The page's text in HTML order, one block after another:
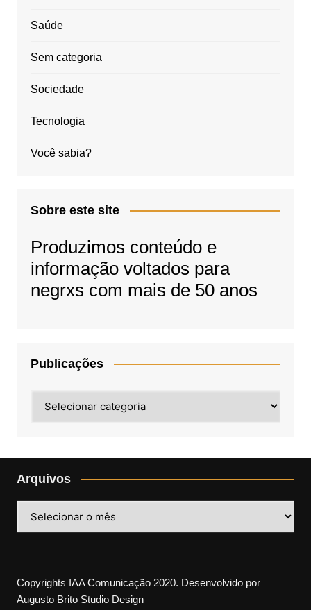
Saúde
Sem categoria
Sociedade
Tecnologia
Você sabia?
Sobre este site
Produzimos conteúdo e
informação voltados para
negrxs com mais de 50 anos
Publicações
Arquivos
Copyrights IAA Comunicação 2020. Desenvolvido por
Augusto Brito Studio Design